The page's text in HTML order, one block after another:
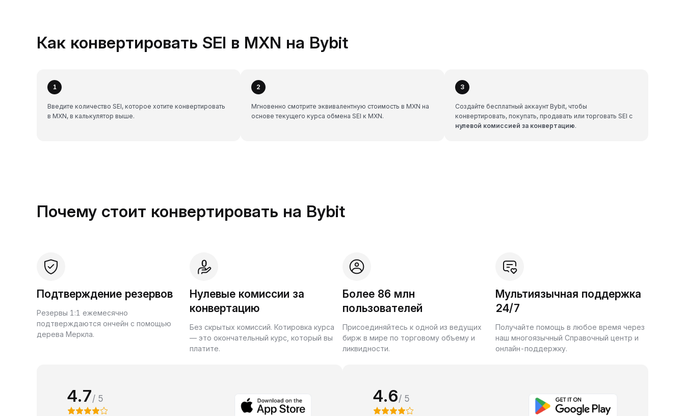
Как конвертировать SEI в MXN на Bybit
1
Введите количество SEI, которое хотите конвертировать
в MXN, в калькулятор выше.
2
Мгновенно смотрите эквивалентную стоимость в MXN на
основе текущего курса обмена SEI к MXN.
3
Создайте бесплатный аккаунт Bybit, чтобы
конвертировать, покупать, продавать или торговать SEI с
нулевой комиссией за конвертацию.
Почему стоит конвертировать на Bybit
Подтверждение резервов
Резервы 1:1 ежемесячно
подтверждаются ончейн с помощью
дерева Меркла.
Нулевые комиссии за
конвертацию
Без скрытых комиссий. Котировка курса
— это окончательный курс, который вы
платите.
Более 86 млн
пользователей
Присоединяйтесь к одной из ведущих
бирж в мире по торговому объему и
ликвидности.
Мультиязычная поддержка
24/7
Получайте помощь в любое время через
наш многоязычный Справочный центр и
онлайн-поддержку.
4.7/ 5 4.6/ 5